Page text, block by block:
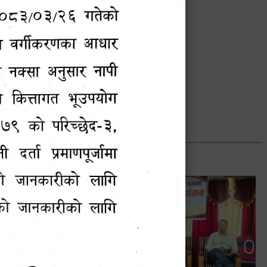
भानुभक्त थपलिया
सूचना अधिकारी
Phone: ९८५५०१२७४२